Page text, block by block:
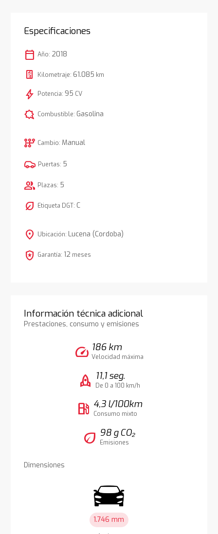
Especificaciones
calendar_today Año: 2018
Kilometraje: 61.085 km
bolt Potencia: 95 CV
comic_bubble Combustible: Gasolina
auto_transmission Cambio: Manual
Puertas: 5
group Plazas: 5
nest_eco_leaf Etiqueta DGT: C
location_on Ubicación: Lucena (Cordoba)
local_police Garantía: 12 meses
Información técnica adicional
Prestaciones, consumo y emisiones
speed 186 km
Velocidad máxima
rocket 11,1 seg.
De 0 a 100 km/h
local_gas_station 4,3 l/100km
Consumo mixto
eco 98 g CO₂
Emisiones
Dimensiones
1.746 mm